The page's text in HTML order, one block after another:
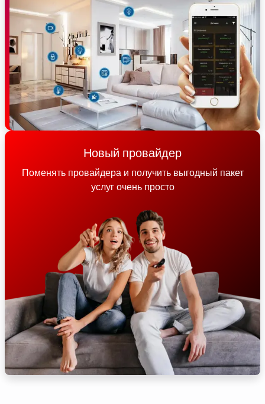
Новый провайдер
Поменять провайдера и получить выгодный пакет
услуг очень просто